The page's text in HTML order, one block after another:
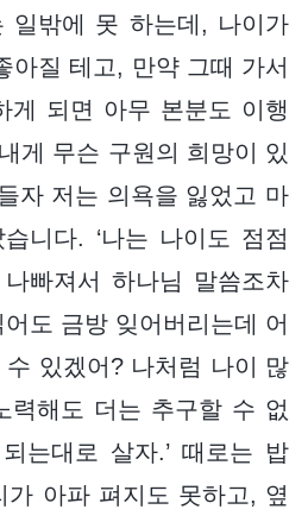
일밖에 못 하는데, 나이가
아질 테고, 만약 그때 가서
게 되면 아무 본분도 이행
게 무슨 구원의 희망이 있
자 저는 의욕을 잃었고 마
니다. ‘나는 나이도 점점
빠져서 하나님 말씀조차
도 금방 잊어버리는데 어
있겠어? 나처럼 나이 많
력해도 더는 추구할 수 없
는대로 살자.’ 때로는 밥
가 아파 펴지도 못하고, 옆